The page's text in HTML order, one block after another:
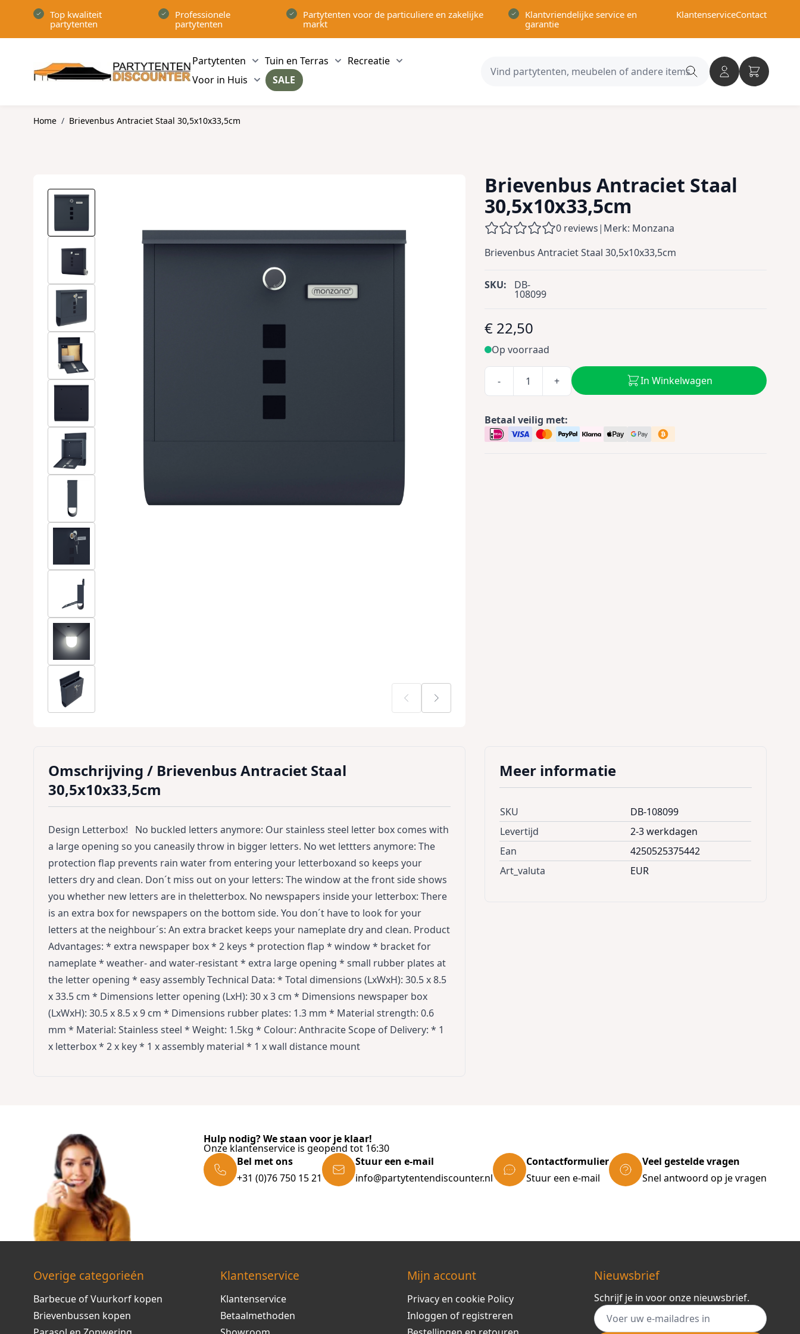
Top kwaliteit
partytenten
Professionele
partytenten
Partytenten voor de particuliere en zakelijke
markt
Klantvriendelijke service en
garantie
KlantenserviceContact
Partytenten
Show submenu for Partytenten category
Tuin en Terras
Show submenu for Tuin en Terras category
Recreatie
Show submenu for Recreatie category
Voor in Huis
Show submenu for Voor in Huis category
SALE
Search
Home / Brievenbus Antraciet Staal 30,5x10x33,5cm
Brievenbus Antraciet Staal
30,5x10x33,5cm
0 reviews| Merk: Monzana
Brievenbus Antraciet Staal 30,5x10x33,5cm
SKU: DB-
108099
€ 22,50
Op voorraad
- + In Winkelwagen
Betaal veilig met:
Omschrijving / Brievenbus Antraciet Staal
30,5x10x33,5cm
Design Letterbox! No buckled letters anymore: Our stainless steel letter box comes with
a large opening so you caneasily throw in bigger letters. No wet lettters anymore: The
protection flap prevents rain water from entering your letterboxand so keeps your
letters dry and clean. Don´t miss out on your letters: The window at the front side shows
you whether new letters are in theletterbox. No newspapers inside your letterbox: There
is an extra box for newspapers on the bottom side. You don´t have to look for your
letters at the neighbour´s: An extra bracket keeps your nameplate dry and clean. Product
Advantages: * extra newspaper box * 2 keys * protection flap * window * bracket for
nameplate * weather- and water-resistant * extra large opening * small rubber plates at
the letter opening * easy assembly Technical Data: * Total dimensions (LxWxH): 30.5 x 8.5
x 33.5 cm * Dimensions letter opening (LxH): 30 x 3 cm * Dimensions newspaper box
(LxWxH): 30.5 x 8.5 x 9 cm * Dimensions rubber plates: 1.3 mm * Material strength: 0.6
mm * Material: Stainless steel * Weight: 1.5kg * Colour: Anthracite Scope of Delivery: * 1
x letterbox * 2 x key * 1 x assembly material * 1 x wall distance mount
Meer informatie
SKU
DB-108099
Levertijd
2-3 werkdagen
Ean
4250525375442
Art_valuta
EUR
Hulp nodig? We staan voor je klaar!
Onze klantenservice is geopend tot 16:30
Bel met ons
+31 (0)76 750 15 21
Stuur een e-mail
info@partytentendiscounter.nl
Contactformulier
Stuur een e-mail
Veel gestelde vragen
Snel antwoord op je vragen
Overige categorieén
Barbecue of Vuurkorf kopen
Brievenbussen kopen
Klantenservice
Klantenservice
Betaalmethoden
Mijn account
Privacy en cookie Policy
Inloggen of registreren
Nieuwsbrief
Schrijf je in voor onze nieuwsbrief.
E-mail adres